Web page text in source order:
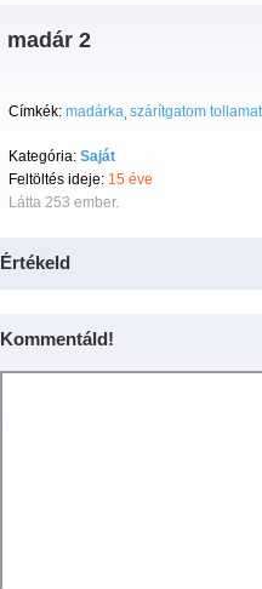
madár 2
Címkék: madárka szárítgatom tollamat
Kategória: Saját
Feltöltés ideje: 15 éve
Látta 253 ember.
Értékeld
Kommentáld!